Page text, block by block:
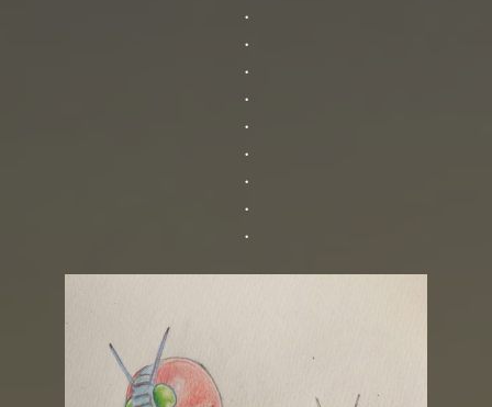
・
・
・
・
・
・
・
・
・